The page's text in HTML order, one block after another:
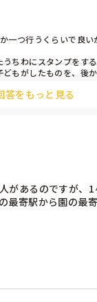
一つ行うくらいで良い
ちわにスタンプをす
もがしたものを、後
食遊びをたくさん行っ
ゃ、室内に興味津々で
答をもっと見る
があるのですが、
最寄駅から園の最
ーします
い金額なので、こ
んならどうしますか